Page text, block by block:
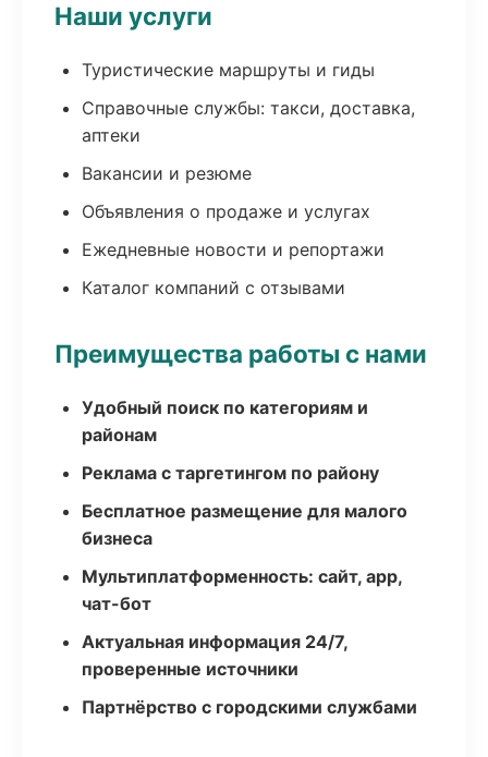
Наши услуги
Туристические маршруты и гиды
Справочные службы: такси, доставка,
аптеки
Вакансии и резюме
Объявления о продаже и услугах
Ежедневные новости и репортажи
Каталог компаний с отзывами
Преимущества работы с нами
Удобный поиск по категориям и
районам
Реклама с таргетингом по району
Бесплатное размещение для малого
бизнеса
Мультиплатформенность: сайт, app,
чат-бот
Актуальная информация 24/7,
проверенные источники
Партнёрство с городскими службами